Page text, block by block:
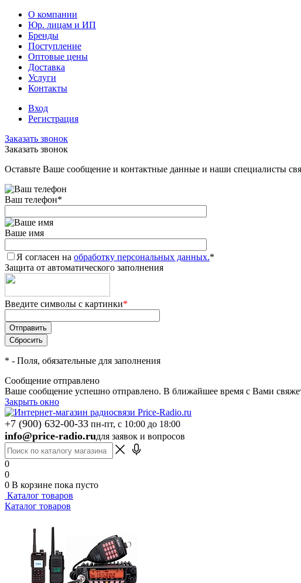
О компании
Юр. лицам и ИП
Бренды
Поступление
Оптовые цены
Доставка
Услуги
Контакты
Вход
Регистрация
Заказать звонок
Заказать звонок
Оставьте Ваше сообщение и контактные данные и наши специалисты
Ваш телефон*
Ваше имя
Я согласен на обработку персональных данных.*
Защита от автоматического заполнения
Введите символы с картинки*
* - Поля, обязательные для заполнения
Сообщение отправлено
Ваше сообщение успешно отправлено. В ближайшее время с Вами
Закрыть окно
+7 (900) 632-00-33 пн-пт, с 10:00 до 18:00
info@price-radio.ruдля заявок и вопросов
0
0
0 В корзине пока пусто
Каталог товаров
Каталог товаров